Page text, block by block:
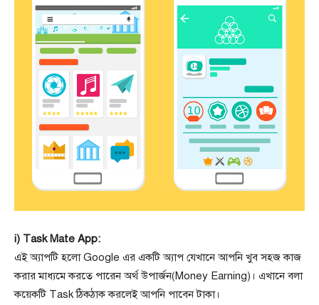
i) Task Mate App:
এই অ্যাপটি হলো Google এর একটি অ্যাপ যেখানে আপনি খুব সহজ কাজ
করার মাধ্যমে করতে পারেন অর্থ উপার্জন(Money Earning)। এখানে বলা
কয়েকটি Task ঠিকঠাক করলেই আপনি পাবেন টাকা।